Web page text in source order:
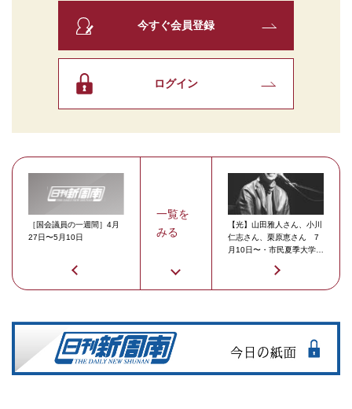
今すぐ会員登録
ログイン
［国会議員の一週間］4月
27日〜5月10日
一覧を
みる
【光】山田雅人さん、小川
仁志さん、栗原恵さん 7
月10日〜・市民夏季大学チ